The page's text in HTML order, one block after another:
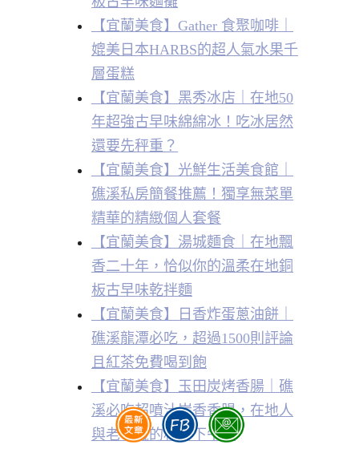
【宜蘭美食】Gather 食聚咖啡｜
媲美日本HARBS的超人氣水果千
層蛋糕
【宜蘭美食】黑秀冰店｜在地50
年超強古早味綿綿冰！吃冰居然
還要先秤重？
【宜蘭美食】光鮮生活美食館｜
礁溪私房簡餐推薦！獨享無菜單
精華的精緻個人套餐
【宜蘭美食】湯城麵食｜在地飄
香二十年，恰似你的溫柔在地銅
板古早味乾拌麵
【宜蘭美食】日香炸蛋蔥油餅｜
礁溪龍潭必吃，超過1500則評論
且紅茶免費喝到飽
【宜蘭美食】玉田炭烤香腸｜礁
溪必吃超噴汁炭香香腸，在地人
與老司機的私房下午茶